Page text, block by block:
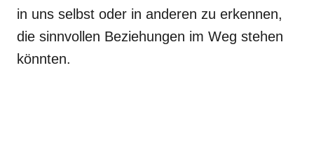
in uns selbst oder in anderen zu erkennen,
die sinnvollen Beziehungen im Weg stehen
könnten.